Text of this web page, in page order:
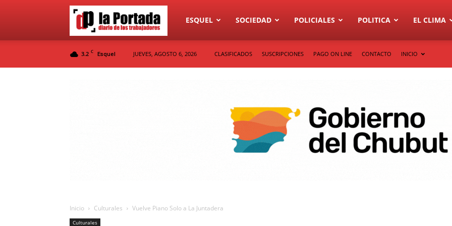
Diario
La
ESQUEL SOCIEDAD POLICIALES POLITICA EL CLIMA
3.2 C Esquel JUEVES, AGOSTO 6, 2026 CLASIFICADOS SUSCRIPCIONES PAGO ON LINE CONTACTO INICIO
Inicio Culturales Vuelve Piano Solo a La Juntadera
Culturales